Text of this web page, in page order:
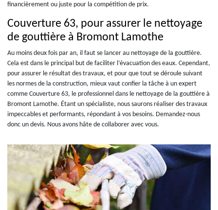
financièrement ou juste pour la compétition de prix.
Couverture 63, pour assurer le nettoyage
de gouttière à Bromont Lamothe
Au moins deux fois par an, il faut se lancer au nettoyage de la gouttière.
Cela est dans le principal but de faciliter l’évacuation des eaux. Cependant,
pour assurer le résultat des travaux, et pour que tout se déroule suivant
les normes de la construction, mieux vaut confier la tâche à un expert
comme Couverture 63, le professionnel dans le nettoyage de la gouttière à
Bromont Lamothe. Étant un spécialiste, nous saurons réaliser des travaux
impeccables et performants, répondant à vos besoins. Demandez-nous
donc un devis. Nous avons hâte de collaborer avec vous.